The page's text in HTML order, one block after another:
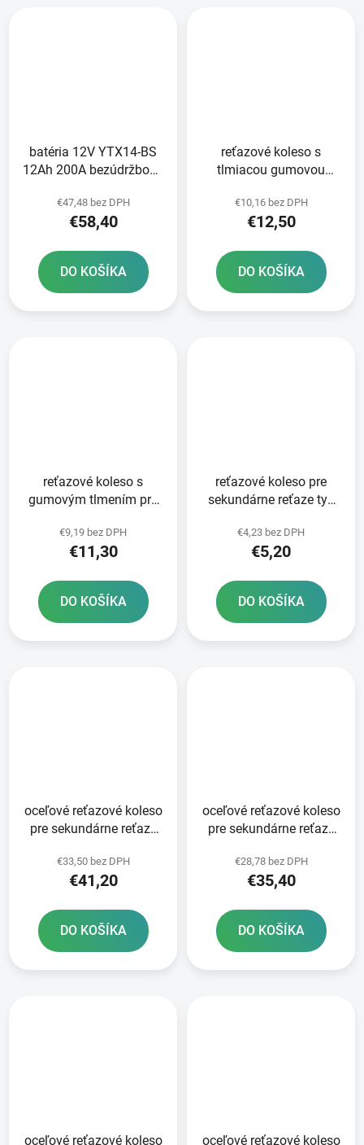
batéria 12V YTX14-BS
12Ah 200A bezúdržbová
FULBAT vrátane balenia
elektrolytu
€47,48 bez DPH
€58,40
DO KOŠÍKA
reťazové koleso s
tlmiacou gumovou
reťaze typ 525 JT 17
zubov
€10,16 bez DPH
€12,50
DO KOŠÍKA
reťazové koleso s
gumovým tlmením pre
525 JT 15 zubov
€9,19 bez DPH
€11,30
DO KOŠÍKA
reťazové koleso pre
sekundárne reťaze typ
zubov
€4,23 bez DPH
€5,20
DO KOŠÍKA
oceľové reťazové koleso
pre sekundárne reťaze
zubov
€33,50 bez DPH
€41,20
DO KOŠÍKA
oceľové reťazové koleso
pre sekundárne reťaze
zubov
€28,78 bez DPH
€35,40
DO KOŠÍKA
oceľové reťazové koleso
oceľové reťazové koleso